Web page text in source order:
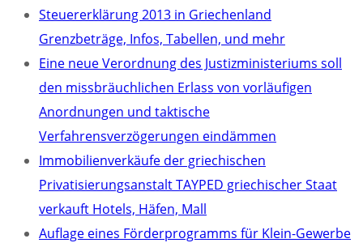
Steuererklärung 2013 in Griechenland
Grenzbeträge, Infos, Tabellen, und mehr
Eine neue Verordnung des Justizministeriums soll
den missbräuchlichen Erlass von vorläufigen
Anordnungen und taktische
Verfahrensverzögerungen eindämmen
Immobilienverkäufe der griechischen
Privatisierungsanstalt TAYPED griechischer Staat
verkauft Hotels, Häfen, Mall
Auflage eines Förderprogramms für Klein-Gewerbe